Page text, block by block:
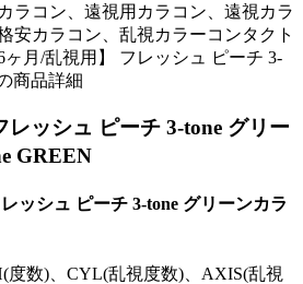
ラコン、遠視用カラコン、遠視カラ
安カラコン、乱視カラーコンタクト
月/乱視用】 フレッシュ ピーチ 3-
商品詳細
レッシュ ピーチ 3-tone グリー
GREEN
ッシュ ピーチ 3-tone グリーンカラ
度数)、CYL(乱視度数)、AXIS(乱視